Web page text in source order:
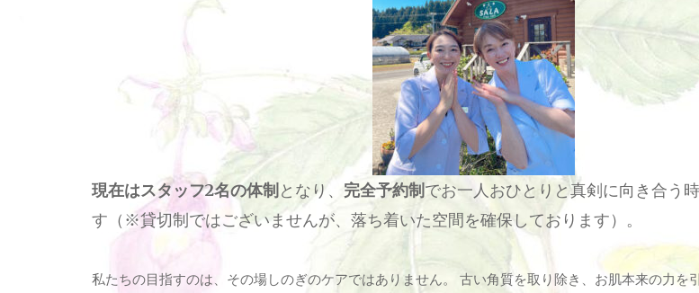
現在はスタッフ2名の体制 となり、 完全予約制 でお一人おひとりと真剣に向き合う
す（※貸切制ではございませんが、落ち着いた空間を確保しております）。
私たちの目指すのは、その場しのぎのケアではありません。 古い角質を取り除き、お肌本来の力を